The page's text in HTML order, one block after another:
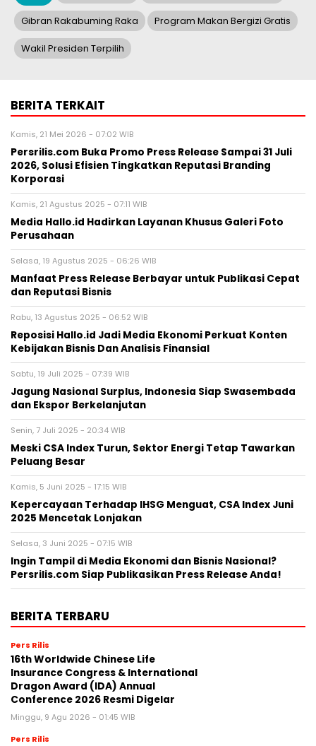
Gibran Rakabuming Raka Program Makan Bergizi Gratis
Wakil Presiden Terpilih
BERITA TERKAIT
Kamis, 21 Mei 2026 - 07:02 WIB
Persrilis.com Buka Promo Press Release Sampai 31 Juli
2026, Solusi Efisien Tingkatkan Reputasi Branding
Korporasi
Kamis, 21 Agustus 2025 - 07:11 WIB
Media Hallo.id Hadirkan Layanan Khusus Galeri Foto
Perusahaan
Selasa, 19 Agustus 2025 - 06:26 WIB
Manfaat Press Release Berbayar untuk Publikasi Cepat
dan Reputasi Bisnis
Rabu, 13 Agustus 2025 - 06:52 WIB
Reposisi Hallo.id Jadi Media Ekonomi Perkuat Konten
Kebijakan Bisnis Dan Analisis Finansial
Sabtu, 19 Juli 2025 - 07:39 WIB
Jagung Nasional Surplus, Indonesia Siap Swasembada
dan Ekspor Berkelanjutan
Senin, 7 Juli 2025 - 20:34 WIB
Meski CSA Index Turun, Sektor Energi Tetap Tawarkan
Peluang Besar
Kamis, 5 Juni 2025 - 17:15 WIB
Kepercayaan Terhadap IHSG Menguat, CSA Index Juni
2025 Mencetak Lonjakan
Selasa, 3 Juni 2025 - 07:15 WIB
Ingin Tampil di Media Ekonomi dan Bisnis Nasional?
Persrilis.com Siap Publikasikan Press Release Anda!
BERITA TERBARU
Pers Rilis
16th Worldwide Chinese Life
Insurance Congress & International
Dragon Award (IDA) Annual
Conference 2026 Resmi Digelar
Minggu, 9 Agu 2026 - 01:45 WIB
Pers Rilis